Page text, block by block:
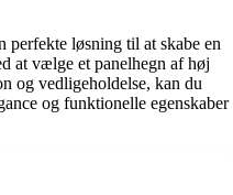
perfekte løsning til at skabe en
at vælge et panelhegn af høj
og vedligeholdelse, kan du
og funktionelle egenskaber